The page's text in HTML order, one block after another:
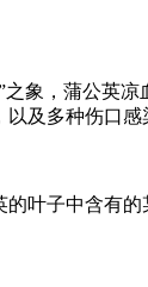
之象，蒲公英
及多种伤口
叶子中含有